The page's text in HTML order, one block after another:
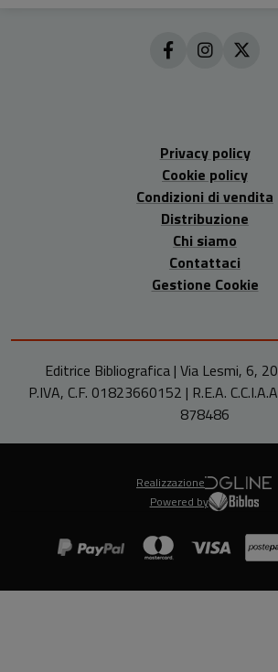
Privacy policy
Cookie policy
Condizioni di vendita
Distribuzione
Chi siamo
Contattaci
Gestione Cookie
Editrice Bibliografica | Via Lesmi, 6,
P.IVA, C.F. 01823660152 | R.E.A.
878486
Realizzazione
Powered by